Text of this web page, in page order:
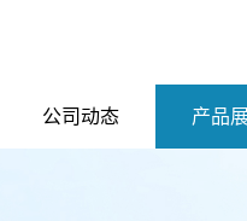
公司动态 产品